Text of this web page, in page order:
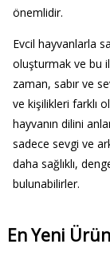
önemlidir.
Evcil hayvanlarla
oluşturmak ve bu
zaman, sabır ve
ve kişilikleri farklı
hayvanın dilini
sadece sevgi ve
daha sağlıklı,
bulunabilirler.
En Yeni